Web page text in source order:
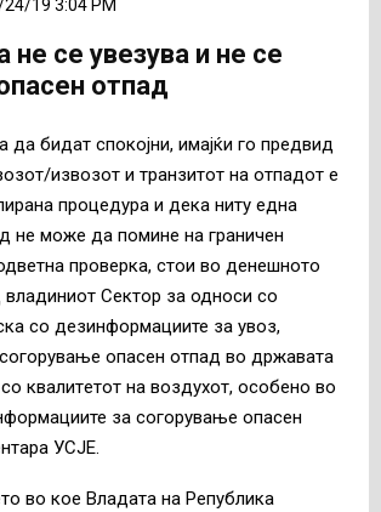
19 3:04 PM
не се увезува и не се
отпад
да бидат спокојни, имајќи го предвид
извозот и транзитот на отпадот е
процедура и дека ниту една
не може да помине на граничен
проверка, стои во денешното
Сектор за односи со
со дезинформациите за увоз,
опасен отпад во државата
квалитeтот на воздухот, особено во
за согорување опасен
УСЈЕ.
во кое Владата на Република